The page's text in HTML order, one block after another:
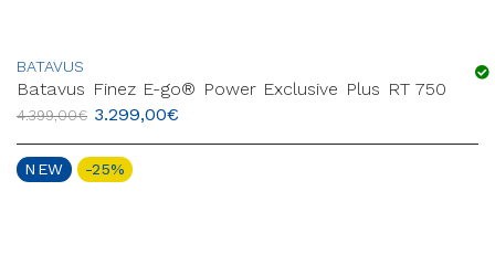
BATAVUS
Batavus Finez E-go® Power Exclusive Plus RT 750
4.399,00€ 3.299,00€
NEW -25%